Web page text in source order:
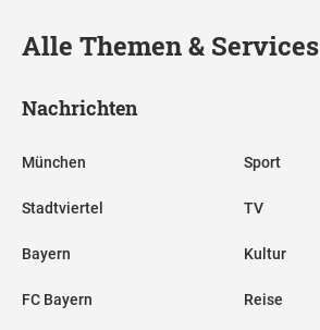
Alle Themen & Services
Nachrichten
München
Stadtviertel
Bayern
FC Bayern
Sport
TV
Kultur
Reise